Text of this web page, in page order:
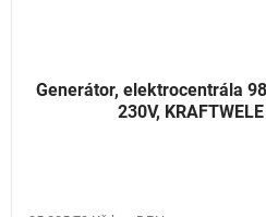
Generátor, elektrocentrála
230V,